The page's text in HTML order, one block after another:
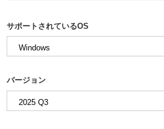
サポートされているOS
バージョン